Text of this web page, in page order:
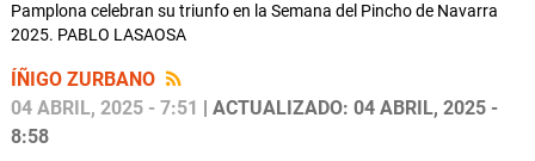
Pamplona celebran su triunfo en la Semana del Pincho de Navarra
2025. PABLO LASAOSA
ÍÑIGO ZURBANO
04 ABRIL, 2025 - 7:51
| ACTUALIZADO: 04 ABRIL, 2025 -
8:58